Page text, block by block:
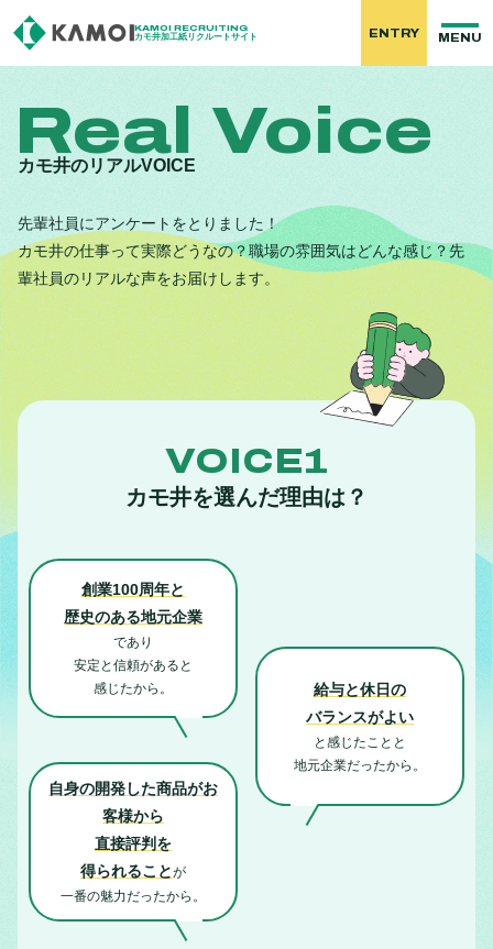
KAMOI RECRUITING
カモ井加工紙リクルートサイト
ENTRY MENU
Real Voice
カモ井のリアルVOICE
先輩社員にアンケートをとりました！
カモ井の仕事って実際どうなの？職場の雰囲気はどんな感じ？先
輩社員のリアルな声をお届けします。
VOICE1
カモ井を選んだ理由は？
創業100周年と
歴史のある地元企業
であり
安定と信頼があると
感じたから。
給与と休日の
バランスがよい
と感じたことと
地元企業だったから。
自身の開発した商品がお
客様から
直接評判を
得られることが
一番の魅力だったから。